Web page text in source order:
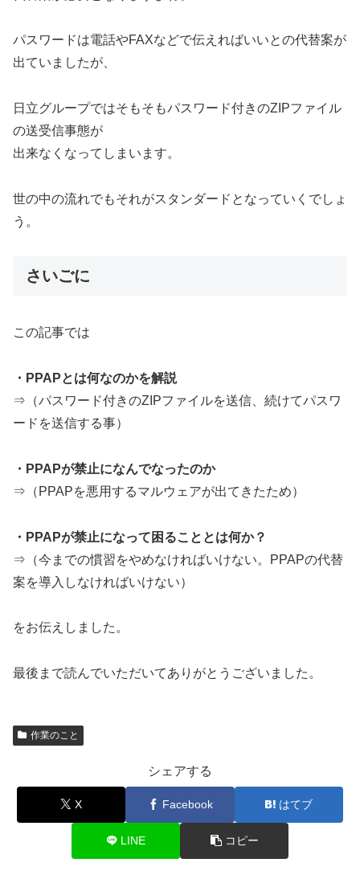
パスワードは電話やFAXなどで伝えればいいとの代替案が
出ていましたが、
日立グループではそもそもパスワード付きのZIPファイル
の送受信事態が
出来なくなってしまいます。
世の中の流れでもそれがスタンダードとなっていくでしょ
う。
さいごに
この記事では
・PPAPとは何なのかを解説
⇒（パスワード付きのZIPファイルを送信、続けてパスワ
ードを送信する事）
・PPAPが禁止になんでなったのか
⇒（PPAPを悪用するマルウェアが出てきたため）
・PPAPが禁止になって困ることとは何か？
⇒（今までの慣習をやめなければいけない。PPAPの代替
案を導入しなければいけない）
をお伝えしました。
最後まで読んでいただいてありがとうございました。
作業のこと
シェアする
X Facebook はてブ
LINE コピー